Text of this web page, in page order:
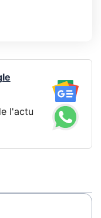
l'actu